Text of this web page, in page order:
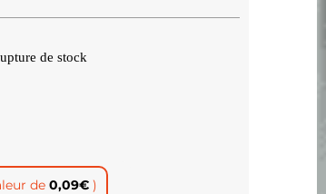
de stock
de 0,09€ )